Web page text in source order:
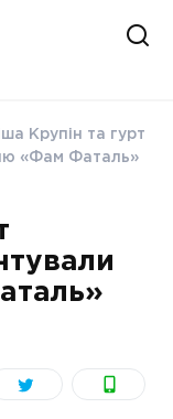
Крупін та гурт
«Фам Фаталь»